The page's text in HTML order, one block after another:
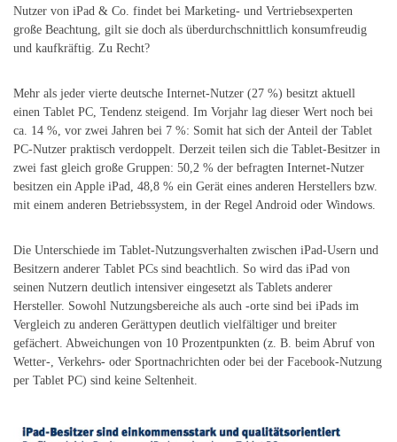
Nutzer von iPad & Co. findet bei Marketing- und Vertriebsexperten
große Beachtung, gilt sie doch als überdurchschnittlich konsumfreudig
und kaufkräftig. Zu Recht?
Mehr als jeder vierte deutsche Internet-Nutzer (27 %) besitzt aktuell
einen Tablet PC, Tendenz steigend. Im Vorjahr lag dieser Wert noch bei
ca. 14 %, vor zwei Jahren bei 7 %: Somit hat sich der Anteil der Tablet
PC-Nutzer praktisch verdoppelt. Derzeit teilen sich die Tablet-Besitzer in
zwei fast gleich große Gruppen: 50,2 % der befragten Internet-Nutzer
besitzen ein Apple iPad, 48,8 % ein Gerät eines anderen Herstellers bzw.
mit einem anderen Betriebssystem, in der Regel Android oder Windows.
Die Unterschiede im Tablet-Nutzungsverhalten zwischen iPad-Usern und
Besitzern anderer Tablet PCs sind beachtlich. So wird das iPad von
seinen Nutzern deutlich intensiver eingesetzt als Tablets anderer
Hersteller. Sowohl Nutzungsbereiche als auch -orte sind bei iPads im
Vergleich zu anderen Gerättypen deutlich vielfältiger und breiter
gefächert. Abweichungen von 10 Prozentpunkten (z. B. beim Abruf von
Wetter-, Verkehrs- oder Sportnachrichten oder bei der Facebook-Nutzung
per Tablet PC) sind keine Seltenheit.